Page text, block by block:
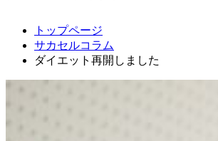
トップページ
サカセルコラム
ダイエット再開しました